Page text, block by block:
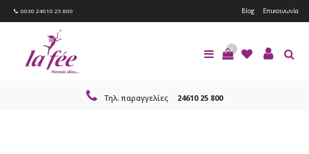
0030 24610 25 800 Blog Επικοινωνία
0
Τηλ. παραγγελίες 24610 25 800